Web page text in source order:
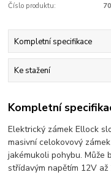
Číslo produktu: 70
Kompletní specifikace
Ke stažení
Kompletní
Elektrický zámek Ellock
masivní celokovový
jakémukoli pohybu. Může
střídavým napětím 12V až